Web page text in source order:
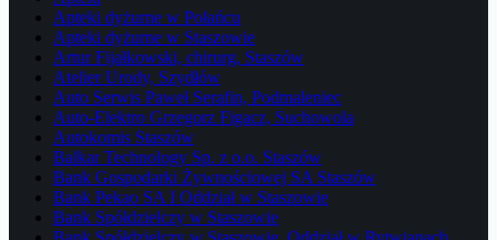
Apteki dyżurne w Połańcu
Apteki dyżurne w Staszowie
Artur Fijałkowski, chirurg, Staszów
Atelier Urody, Szydłów
Auto Serwis Paweł Serafin, Podmaleniec
Auto-Elektro Grzegorz Figacz, Suchowola
Autokomis Staszów
Balkar Technology Sp. z o.o. Staszów
Bank Gospodarki Żywnościowej SA Staszów
Bank Pekao SA I Oddział w Staszowie
Bank Spółdzielczy w Staszowie